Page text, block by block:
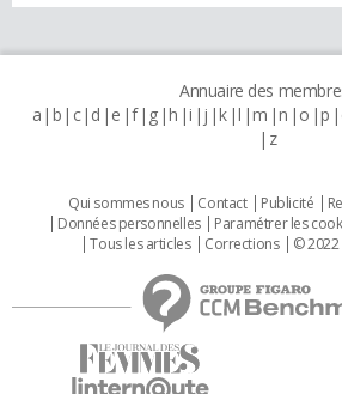
Annuaire des
a b c d e f g h i j k l m n o p
z
Qui sommes nous Contact Publicité
Données personnelles
Paramétrer les
Tous les articles
Corrections © 2022